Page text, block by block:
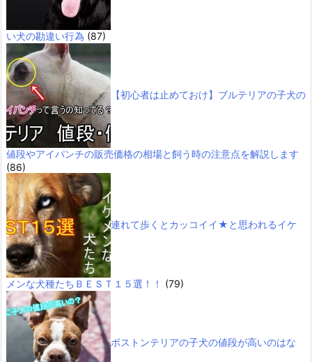
い犬の勘違い行為 (87)
【初心者は止めておけ】ブルテリアの子犬の
値段やアイパンチの販売価格の相場と飼う時の注意点を解説します
(86)
連れて歩くとカッコイイ★と思われるイケ
メンな犬種たちＢＥＳＴ１５選！！ (79)
ボストンテリアの子犬の値段が高いのはな